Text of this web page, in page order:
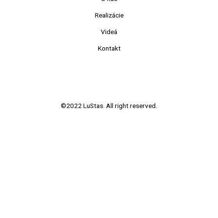
Realizácie
Videá
Kontakt
©2022 LuStas. All right reserved.